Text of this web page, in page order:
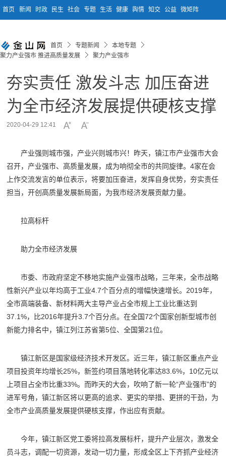
首页 新闻 时政 民生 社会 专题 生活 健康 舆情 知交 公益 微矩阵
首页 专题新闻
本地专题
聚力产业强市 推进高质量发展
聚力产业强市
夯实责任 激发斗志 加压奋进
为全市经济发展提供硬核支撑
2020-04-29 12:41
产业强则城市强，产业兴则城市兴！昨天，镇江市产业强市大会
召开，产业强市、高质量发展，成为响彻全市的共同旋律。4家在会
上作交流发言的单位表示，将要加压奋进，发挥自身优势，夯实责任
担当，开创高质量发展新局面，为我市经济发展贡献力量。
拉高标杆
助力全市经济发展
市委、市政府坚定不移地实施产业强市战略，三年来，全市战略
性新兴产业以年均高于工业4.7个百分点的增幅快速增长。2019年，
全市高端装备、新材料两大主导产业占全市规上工业比重达到
37.1%，比2016年提升3.7个百分点。在全国72个国家创新型城市创
新能力排名中，镇江列江苏省第5位、全国第21位。
镇江新区是国家级经济技术开发区。近三年，镇江新区重点产业
项目投资年均增长25%，新签约项目落地转化率达83.6%，10亿元以
上项目占全市比重33%。而昨天的大会，吹响了新一轮“产业强市”的
进军号角，镇江新区将以更高的追求、更实的举措、更拼的干劲，为
全市产业高质量发展提供硬核支撑，作出应有贡献。
今年，镇江新区党工委将拉高发展标杆，提升产业层次，激发全
员斗志，调配一切资源，发动一切力量，形成全区上下齐抓产业经济